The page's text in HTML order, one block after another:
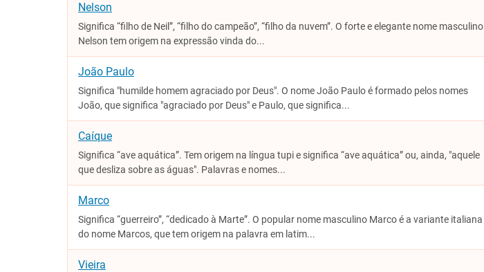
Nelson
Significa “filho de Neil”, “filho do campeão”, “filho da nuvem”. O forte e elegante nome masculino
Nelson tem origem na expressão vinda do...
João Paulo
Significa "humilde homem agraciado por Deus". O nome João Paulo é formado pelos nomes
João, que significa "agraciado por Deus" e Paulo, que significa...
Caíque
Significa “ave aquática”. Tem origem na língua tupi e significa “ave aquática” ou, ainda, "aquele
que desliza sobre as águas". Palavras e nomes...
Marco
Significa “guerreiro”, “dedicado à Marte”. O popular nome masculino Marco é a variante italiana
do nome Marcos, que tem origem na palavra em latim...
Vieira